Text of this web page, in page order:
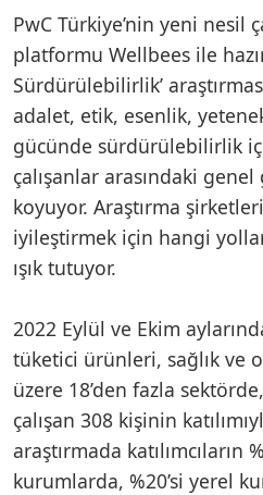
PwC Türkiye’nin yeni nesil
platformu Wellbees ile
Sürdürülebilirlik’
adalet, etik, esenlik,
gücünde sürdürülebilirlik
çalışanlar arasındaki
koyuyor. Araştırma
iyileştirmek için hangi
ışık tutuyor.
2022 Eylül ve Ekim
tüketici ürünleri, sağlık ve
üzere 18’den fazla
çalışan 308 kişinin
araştırmada katılımcıların
kurumlarda, %20’si yerel